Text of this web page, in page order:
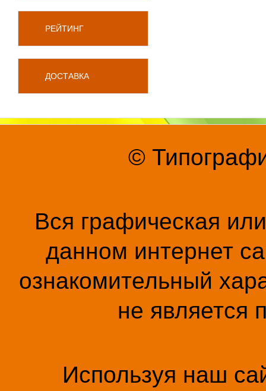
РЕЙТИНГ
ДОСТАВКА
©
Вся графическая
данном интернет
ознакомительный
не является
Используя наш